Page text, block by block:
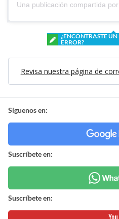
¿ENCONTRASTE UN
ERROR?
Revisa nuestra página de
Síguenos en:
Suscríbete en:
Suscríbete en: